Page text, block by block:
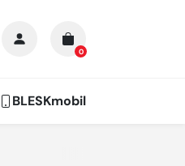
0
BLESKmobil